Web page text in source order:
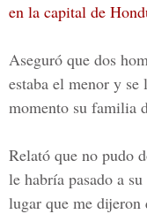
en la capital de
Aseguró que dos
estaba el menor y
momento su familia
Relató que no pudo
le habría pasado a
lugar que me